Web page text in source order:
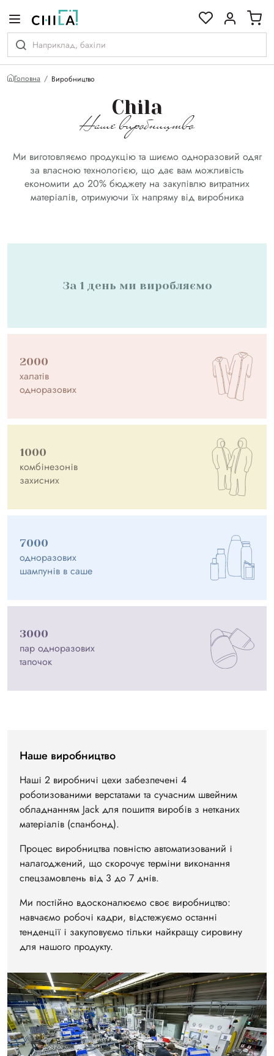
Головна Виробництво
Chila
Наше виробництво
Ми виготовляємо продукцію та шиємо одноразовий одяг
за власною технологією, що дає вам можливість
економити до 20% бюджету на закупівлю витратних
матеріалів, отримуючи їх напряму від виробника
За 1 день ми виробляємо
2000
халатів
одноразових
1000
комбінезонів
захисних
7000
одноразових
шампунів в саше
3000
пар одноразових
тапочок
Наше виробництво
Наші 2 виробничі цехи забезпечені 4
роботизованими верстатами та сучасним швейним
обладнанням Jack для пошиття виробів з нетканих
матеріалів (спанбонд).
Процес виробництва повністю автоматизований і
налагоджений, що скорочує терміни виконання
спецзамовлень від 3 до 7 днів.
Ми постійно вдосконалюємо своє виробництво:
навчаємо робочі кадри, відстежуємо останні
тенденції і закуповуємо тільки найкращу сировину
для нашого продукту.
гамі